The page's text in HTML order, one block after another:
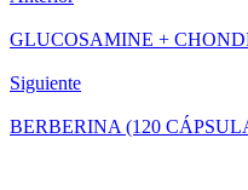
GLUCOSAMINE +
Siguiente
BERBERINA (120